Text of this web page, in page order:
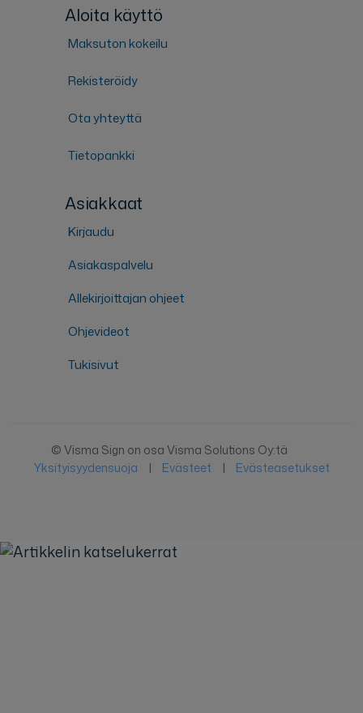
Aloita käyttö
Maksuton kokeilu
Rekisteröidy
Ota yhteyttä
Tietopankki
Asiakkaat
Kirjaudu
Asiakaspalvelu
Allekirjoittajan ohjeet
Ohjevideot
Tukisivut
© Visma Sign on osa Visma Solutions Oy:tä
Yksityisyydensuoja
| Evästeet | Evästeasetukset